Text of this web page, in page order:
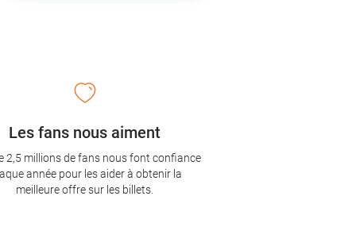
Les fans nous aiment
2,5 millions de fans nous font confiance
année pour les aider à obtenir la
meilleure offre sur les billets.